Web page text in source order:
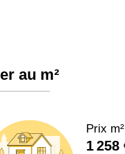
au m²
Prix
1 258